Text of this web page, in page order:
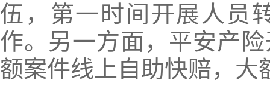
伍， 第一时间开展人员
作。 另一方面，平安产
额案件线上自助快赔，大